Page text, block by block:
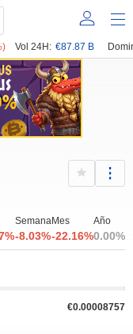
Vol 24H: €87.87 B
Semana
-8.03%
Mes
-22.16%
Año
0.00%
€0.00008757